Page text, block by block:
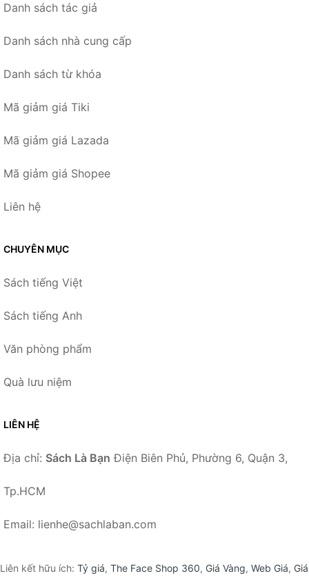
Danh sách tác giả
Danh sách nhà cung cấp
Danh sách từ khóa
Mã giảm giá Tiki
Mã giảm giá Lazada
Mã giảm giá Shopee
Liên hệ
CHUYÊN MỤC
Sách tiếng Việt
Sách tiếng Anh
Văn phòng phẩm
Quà lưu niệm
LIÊN HỆ
Địa chỉ: Sách Là Bạn Điện Biên Phủ, Phường 6, Quận 3,
Tp.HCM
Email: lienhe@sachlaban.com
Liên kết hữu ích: Tỷ giá, The Face Shop 360, Giá Vàng, Web Giá, Giá